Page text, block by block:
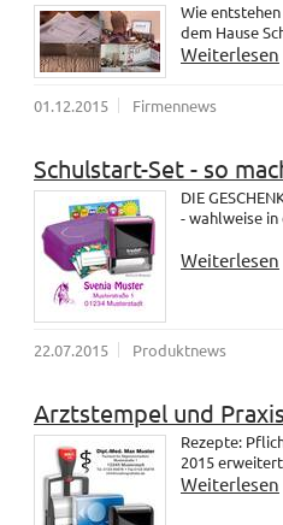
Wie
dem Hause
Weiterlesen
01.12.2015 Firmennews
Schulstart-Set - so
DIE
- wahlweise
Weiterlesen
22.07.2015 Produktnews
Arztstempel und
Rezepte:
2015
Weiterlesen